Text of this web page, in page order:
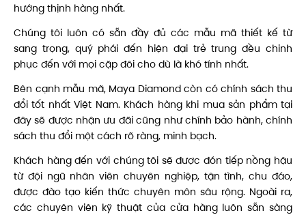
hướng thịnh hàng nhất.
Chúng tôi luôn có sẵn đầy đủ các mẫu mã thiết kế từ
sang trọng, quý phái đến hiện đại trẻ trung đều chinh
phục đến với mọi cặp đôi cho dù là khó tính nhất.
Bên cạnh mẫu mã, Maya Diamond còn có chính sách thu
đổi tốt nhất Việt Nam. Khách hàng khi mua sản phẩm tại
đây sẽ được nhận ưu đãi cũng như chính bảo hành, chính
sách thu đổi một cách rõ ràng, minh bạch.
Khách hàng đến với chúng tôi sẽ được đón tiếp nồng hậu
từ đội ngũ nhân viên chuyên nghiệp, tận tình, chu đáo,
được đào tạo kiến thức chuyên môn sâu rộng. Ngoài ra,
các chuyên viên kỹ thuật của cửa hàng luôn sẵn sàng